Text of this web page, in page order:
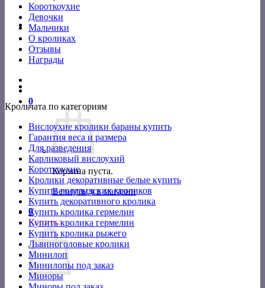
Короткоухие
Девочки
Мальчики
О кроликах
Отзывы
Награды
0
Корзина пуста.
Вернуться в магазин
0
Корзина
Крольчата по категориям
Вислоухие кролики бараны купить
Гарантия веса и размера
Для разведения
Карликовый вислоухий
Короткоухие
Кролики декоративные белые купить
Купить голландских кроликов
Купить декоративного кролика
Купить кролика гермелин
Купить кролика гермелин
Купить кролика рыжего
Львиноголовые кролики
Минилоп
Минилопы под заказ
Миноры